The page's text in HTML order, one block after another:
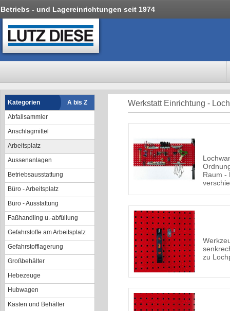
Betriebs - und Lagereinrichtungen seit 1974
Kategorien
A bis Z
Abfallsammler
Anschlagmittel
Arbeitsplatz
Aussenanlagen
Betriebsausstattung
Büro - Arbeitsplatz
Büro - Ausstattung
Faßhandling u.-abfüllung
Gefahrstoffe am Arbeitsplatz
Gefahrstofflagerung
Großbehälter
Hebezeuge
Hubwagen
Kästen und Behälter
Werkstatt Einrichtung -
Raum -
zu